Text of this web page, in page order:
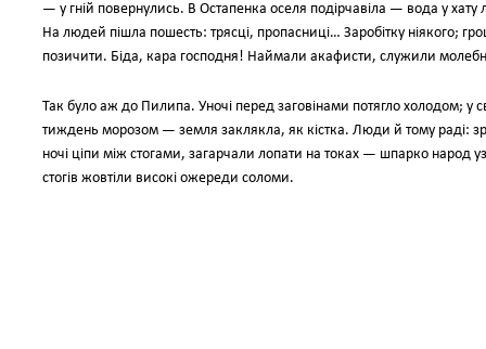
— у гній повернулись. В Остапенка оселя подірчавіла — вода у хату
На людей пішла пошесть: трясці, пропасниці… Заробітку ніякого;
позичити. Біда, кара господня! Наймали акафисти, служили
Так було аж до Пилипа. Уночі перед заговінами потягло холодом; у
тиждень морозом — земля заклякла, як кістка. Люди й тому раді:
ночі ціпи між стогами, загарчали лопати на токах — шпарко народ
стогів жовтіли високі ожереди соломи.